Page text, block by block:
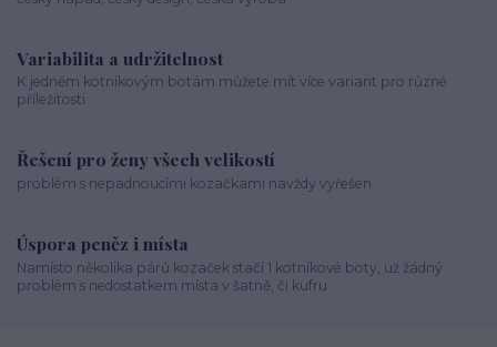
Variabilita a udržitelnost
K jedněm kotníkovým botám můžete mít více variant pro různé
příležitosti
Řešení pro ženy všech velikostí
problém s nepadnoucími kozačkami navždy vyřešen
Úspora peněz i místa
Namísto několika párů kozaček stačí 1 kotníkové boty, už žádný
problém s nedostatkem místa v šatně, či kufru